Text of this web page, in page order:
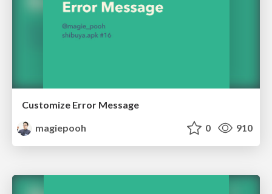
Customize Error Message
magiepooh
0 910